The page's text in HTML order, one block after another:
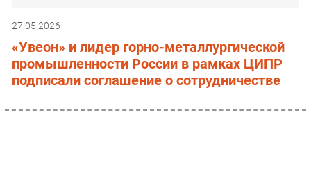
27.05.2026
«Увеон» и лидер горно-металлургической
промышленности России в рамках ЦИПР
подписали соглашение о сотрудничестве